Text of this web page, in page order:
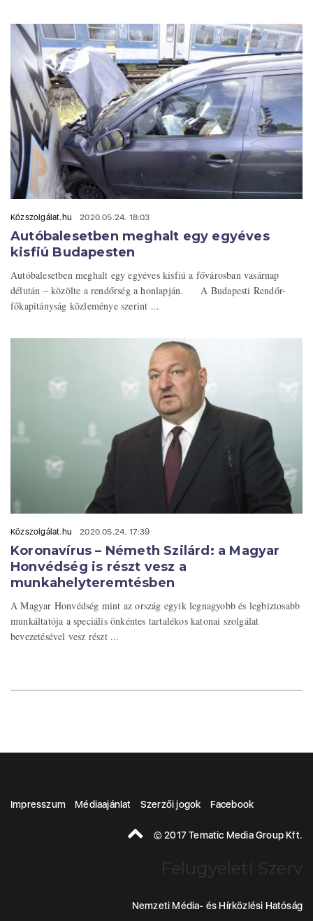
Közszolgálat.hu 2020.05.24. 18:03
Autóbalesetben meghalt egy egyéves
kisfiú Budapesten
Autóbalesetben meghalt egy egyéves kisfiú a fővárosban vasárnap
délután – közölte a rendőrség a honlapján. A Budapesti Rendőr-
főkapitányság közleménye szerint ...
Közszolgálat.hu 2020.05.24. 17:39
Koronavírus – Németh Szilárd: a Magyar
Honvédség is részt vesz a
munkahelyteremtésben
A Magyar Honvédség mint az ország egyik legnagyobb és legbiztosabb
munkáltatója a speciális önkéntes tartalékos katonai szolgálat
bevezetésével vesz részt ...
Impresszum Médiaajánlat Szerzői jogok Facebook
© 2017 Tematic Media Group Kft.
Felügyeleti Szerv
Nemzeti Média- és Hírközlési Hatóság